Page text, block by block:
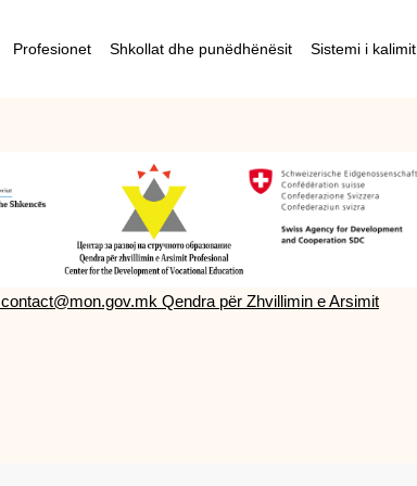
Profesionet Shkollat dhe punëdhënësit Sistemi i kalimit
contact@mon.gov.mk Qendra për Zhvillimin e Arsimit